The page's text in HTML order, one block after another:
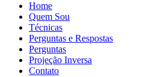
Home
Quem Sou
Técnicas
Perguntas e Respostas
Perguntas
Projeção Inversa
Contato